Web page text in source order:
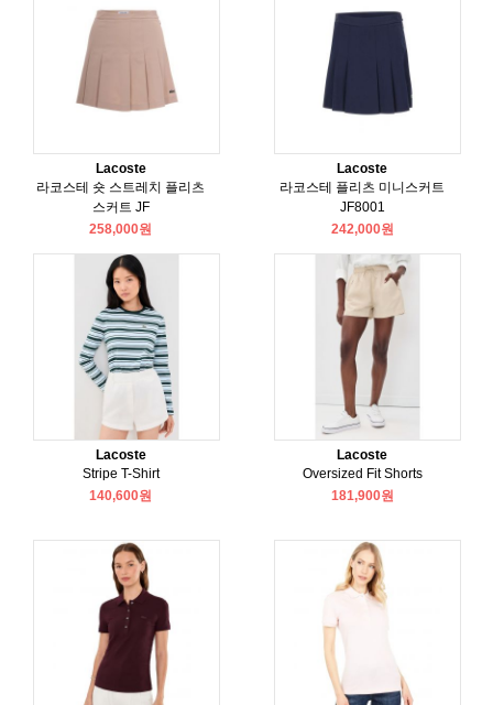
Lacoste
라코스테 숏 스트레치 플리츠
스커트 JF
258,000원
Lacoste
라코스테 플리츠 미니스커트
JF8001
242,000원
Lacoste
Stripe T-Shirt
140,600원
Lacoste
Oversized Fit Shorts
181,900원